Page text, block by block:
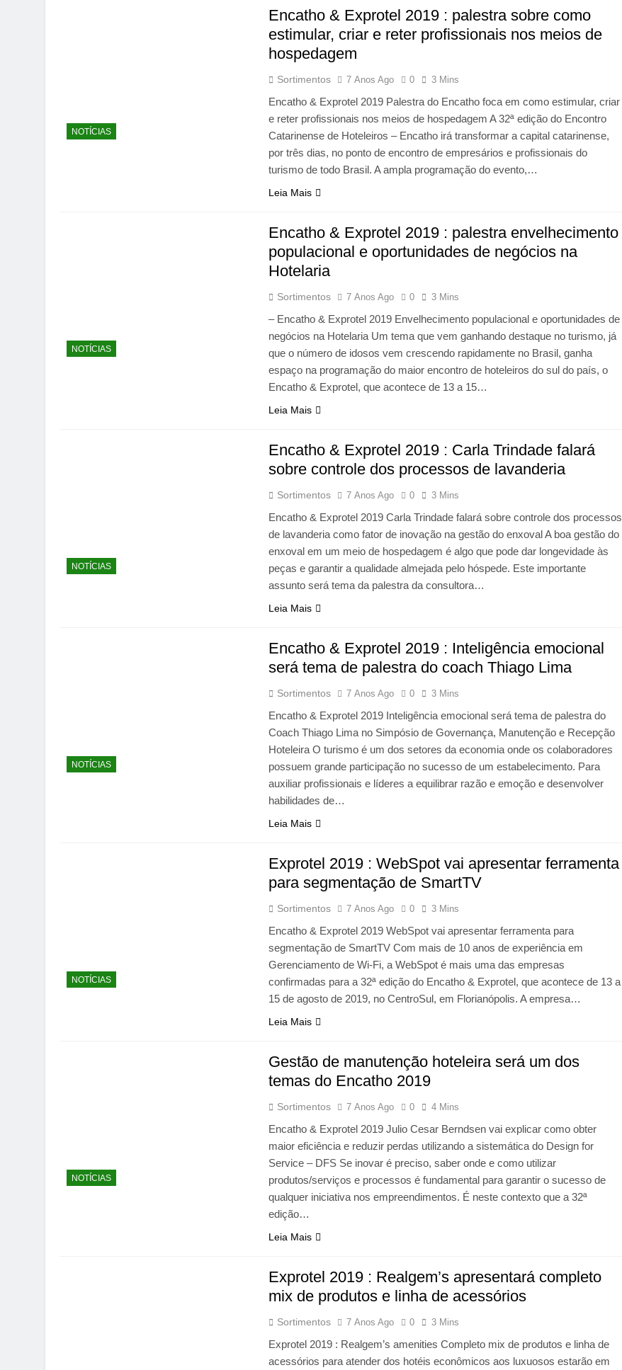
NOTÍCIAS
Encatho & Exprotel 2019 : palestra sobre como
estimular, criar e reter profissionais nos meios de
hospedagem
Sortimentos 7 Anos Ago 0 3 Mins
Encatho & Exprotel 2019 Palestra do Encatho foca em como estimular, criar
e reter profissionais nos meios de hospedagem A 32ª edição do Encontro
Catarinense de Hoteleiros – Encatho irá transformar a capital catarinense,
por três dias, no ponto de encontro de empresários e profissionais do
turismo de todo Brasil. A ampla programação do evento,…
Leia Mais
NOTÍCIAS
Encatho & Exprotel 2019 : palestra envelhecimento
populacional e oportunidades de negócios na
Hotelaria
Sortimentos 7 Anos Ago 0 3 Mins
– Encatho & Exprotel 2019 Envelhecimento populacional e oportunidades de
negócios na Hotelaria Um tema que vem ganhando destaque no turismo, já
que o número de idosos vem crescendo rapidamente no Brasil, ganha
espaço na programação do maior encontro de hoteleiros do sul do país, o
Encatho & Exprotel, que acontece de 13 a 15…
Leia Mais
NOTÍCIAS
Encatho & Exprotel 2019 : Carla Trindade falará
sobre controle dos processos de lavanderia
Sortimentos 7 Anos Ago 0 3 Mins
Encatho & Exprotel 2019 Carla Trindade falará sobre controle dos processos
de lavanderia como fator de inovação na gestão do enxoval A boa gestão do
enxoval em um meio de hospedagem é algo que pode dar longevidade às
peças e garantir a qualidade almejada pelo hóspede. Este importante
assunto será tema da palestra da consultora…
Leia Mais
NOTÍCIAS
Encatho & Exprotel 2019 : Inteligência emocional
será tema de palestra do coach Thiago Lima
Sortimentos 7 Anos Ago 0 3 Mins
Encatho & Exprotel 2019 Inteligência emocional será tema de palestra do
Coach Thiago Lima no Simpósio de Governança, Manutenção e Recepção
Hoteleira O turismo é um dos setores da economia onde os colaboradores
possuem grande participação no sucesso de um estabelecimento. Para
auxiliar profissionais e líderes a equilibrar razão e emoção e desenvolver
habilidades de…
Leia Mais
NOTÍCIAS
Exprotel 2019 : WebSpot vai apresentar ferramenta
para segmentação de SmartTV
Sortimentos 7 Anos Ago 0 3 Mins
Encatho & Exprotel 2019 WebSpot vai apresentar ferramenta para
segmentação de SmartTV Com mais de 10 anos de experiência em
Gerenciamento de Wi-Fi, a WebSpot é mais uma das empresas
confirmadas para a 32ª edição do Encatho & Exprotel, que acontece de 13 a
15 de agosto de 2019, no CentroSul, em Florianópolis. A empresa…
Leia Mais
NOTÍCIAS
Gestão de manutenção hoteleira será um dos
temas do Encatho 2019
Sortimentos 7 Anos Ago 0 4 Mins
Encatho & Exprotel 2019 Julio Cesar Berndsen vai explicar como obter
maior eficiência e reduzir perdas utilizando a sistemática do Design for
Service – DFS Se inovar é preciso, saber onde e como utilizar
produtos/serviços e processos é fundamental para garantir o sucesso de
qualquer iniciativa nos empreendimentos. É neste contexto que a 32ª
edição…
Leia Mais
Exprotel 2019 : Realgem’s apresentará completo
mix de produtos e linha de acessórios
Sortimentos 7 Anos Ago 0 3 Mins
Exprotel 2019 : Realgem’s amenities Completo mix de produtos e linha de
acessórios para atender dos hotéis econômicos aos luxuosos estarão em